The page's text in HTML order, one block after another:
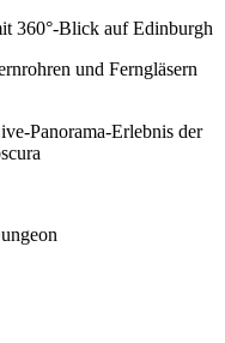
360°-Blick auf Edinburgh
und Ferngläsern
Panorama-Erlebnis der